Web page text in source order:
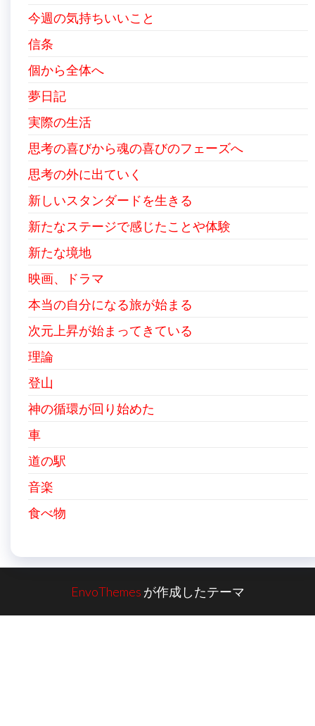
今週の気持ちいいこと
信条
個から全体へ
夢日記
実際の生活
思考の喜びから魂の喜びのフェーズへ
思考の外に出ていく
新しいスタンダードを生きる
新たなステージで感じたことや体験
新たな境地
映画、ドラマ
本当の自分になる旅が始まる
次元上昇が始まってきている
理論
登山
神の循環が回り始めた
車
道の駅
音楽
食べ物
EnvoThemes が作成したテーマ